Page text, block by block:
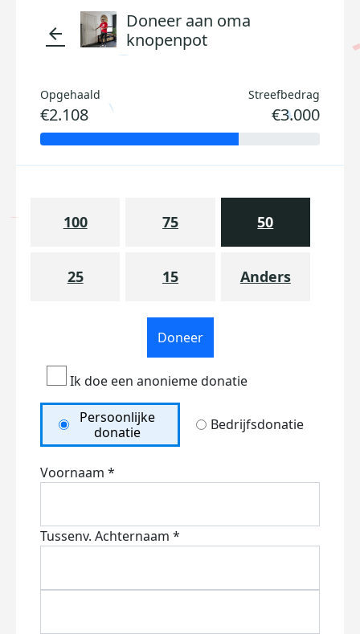
arrow_back
Doneer aan oma
knopenpot
Opgehaald
€2.108
Streefbedrag
€3.000
100 75 50
25 15 Anders
Doneer
Ik doe een anonieme donatie
Persoonlijke
donatie
Bedrijfsdonatie
Voornaam *
Tussenv. Achternaam *